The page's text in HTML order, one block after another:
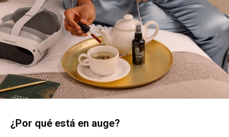
¿Por qué está en auge?